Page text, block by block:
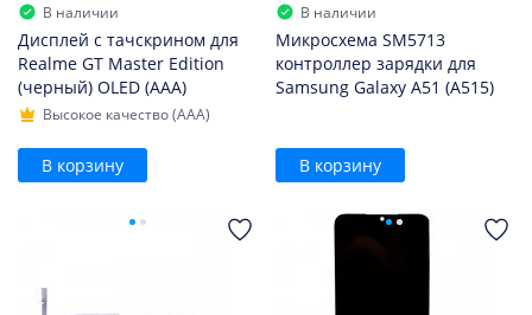
В наличии
Дисплей с тачскрином для
Realme GT Master Edition
(черный) OLED (AAA)
Высокое качество (AAA)
В корзину
В наличии
Микросхема SM5713
контроллер зарядки для
Samsung Galaxy A51 (A515)
В корзину